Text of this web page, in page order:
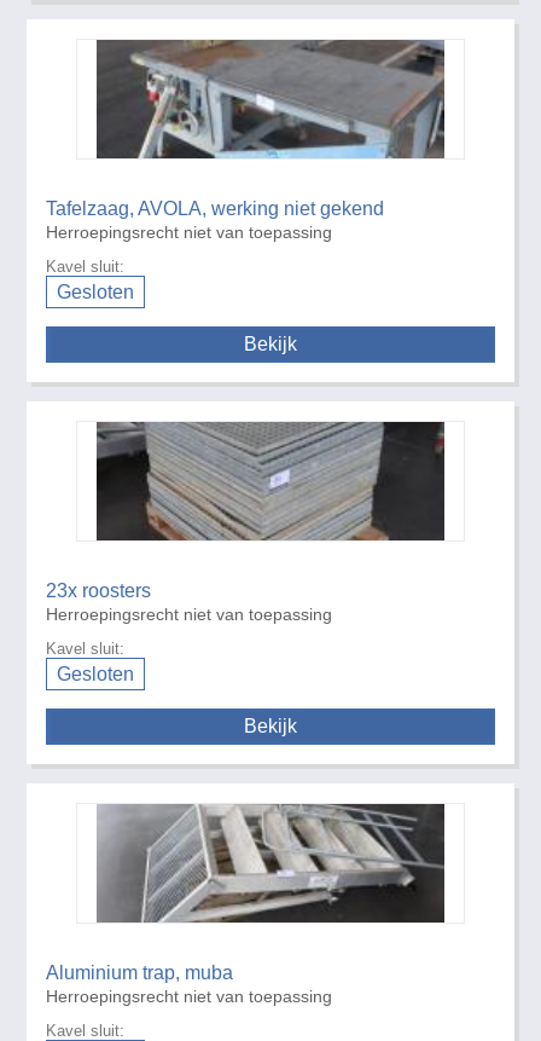
Tafelzaag, AVOLA, werking niet gekend
Herroepingsrecht niet van toepassing
Kavel sluit:
Gesloten
Bekijk
23x roosters
Herroepingsrecht niet van toepassing
Kavel sluit:
Gesloten
Bekijk
Aluminium trap, muba
Herroepingsrecht niet van toepassing
Kavel sluit: